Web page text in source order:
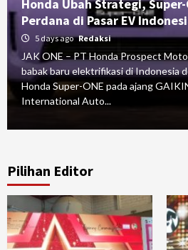
Honda Ubah Strategi,
Perdana di Pasar EV
5 days ago Redaksi
JAK ONE – PT Honda Prospect
babak baru elektrifikasi di Indonesia
Honda Super-ONE pada ajang
International Auto...
Pilihan Editor